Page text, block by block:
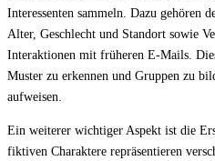
Interessenten sammeln. Dazu gehören
Alter, Geschlecht und Standort sowie
Interaktionen mit früheren E-Mails.
Muster zu erkennen und Gruppen zu
aufweisen.
Ein weiterer wichtiger Aspekt ist die
fiktiven Charaktere repräsentieren